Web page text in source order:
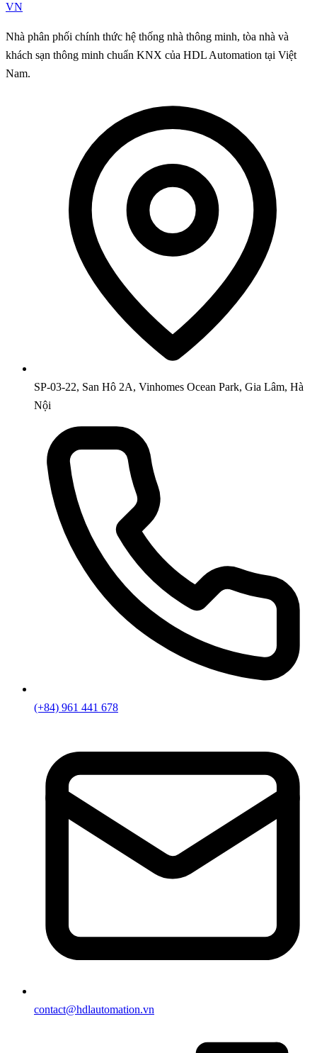
VN
Nhà phân phối chính thức hệ thống nhà thông minh, tòa nhà và
khách sạn thông minh chuẩn KNX của HDL Automation tại Việt
Nam.
SP-03-22, San Hô 2A, Vinhomes Ocean Park, Gia Lâm, Hà
Nội
(+84) 961 441 678
contact@hdlautomation.vn